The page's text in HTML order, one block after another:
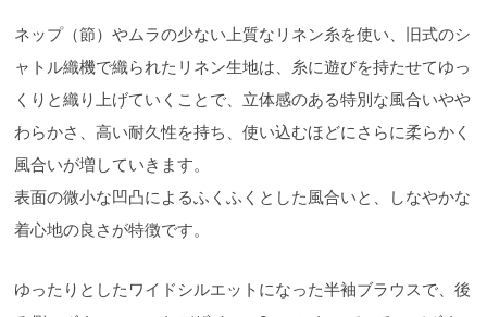
ネップ（節）やムラの少ない上質なリネン糸を使い、旧式のシ
ャトル織機で織られたリネン生地は、糸に遊びを持たせてゆっ
くりと織り上げていくことで、立体感のある特別な風合いやや
わらかさ、高い耐久性を持ち、使い込むほどにさらに柔らかく
風合いが増していきます。
表面の微小な凹凸によるふくふくとした風合いと、しなやかな
着心地の良さが特徴です。
ゆったりとしたワイドシルエットになった半袖ブラウスで、後